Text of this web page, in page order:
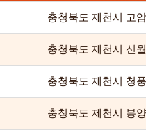
충청북도 제천시 고
충청북도 제천시 신
충청북도 제천시 청
충청북도 제천시 봉